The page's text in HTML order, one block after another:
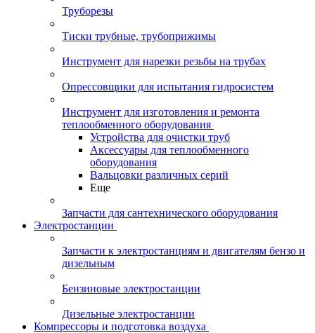
Труборезы
Тиски трубные, трубоприжимы
Инструмент для нарезки резьбы на трубах
Опрессовщики для испытания гидросистем
Инструмент для изготовления и ремонта
теплообменного оборудования
Устройства для очистки труб
Аксессуары для теплообменного
оборудования
Вальцовки различных серий
Еще
Запчасти для сантехнического оборудования
Электростанции
Запчасти к электростанциям и двигателям бензо и
дизельным
Бензиновые электростанции
Дизельные электростанции
Компрессоры и подготовка воздуха